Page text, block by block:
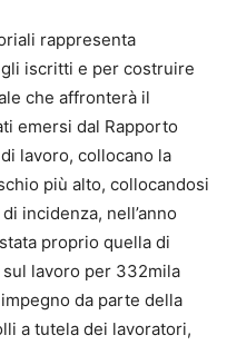
rappresenta
iscritti e per costruire
che affronterà il
emersi dal Rapporto
lavoro, collocano la
più alto, collocandosi
incidenza, nell’anno
proprio quella di
lavoro per 332mila
da parte della
a tutela dei lavoratori,